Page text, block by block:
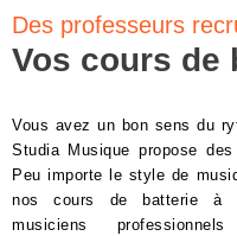
Des professeurs
Vos cours de
Vous avez un bon sens du
Studia Musique propose
Peu importe le style de
nos cours de batterie à
musiciens